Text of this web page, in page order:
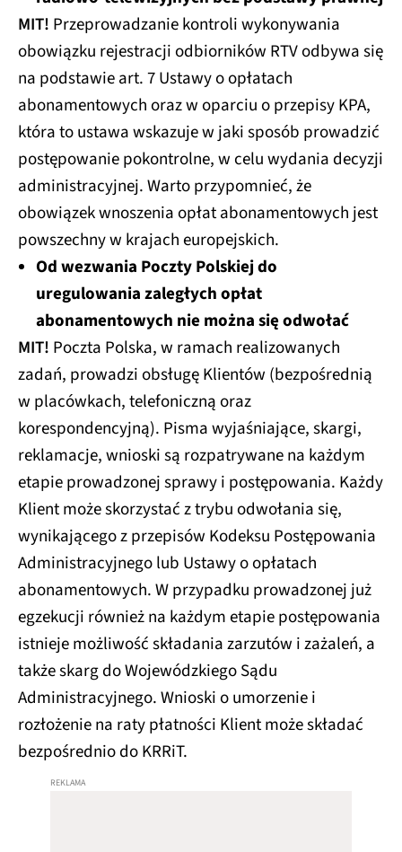
MIT! Przeprowadzanie kontroli wykonywania
obowiązku rejestracji odbiorników RTV odbywa się
na podstawie art. 7 Ustawy o opłatach
abonamentowych oraz w oparciu o przepisy KPA,
która to ustawa wskazuje w jaki sposób prowadzić
postępowanie pokontrolne, w celu wydania decyzji
administracyjnej. Warto przypomnieć, że
obowiązek wnoszenia opłat abonamentowych jest
powszechny w krajach europejskich.
Od wezwania Poczty Polskiej do
uregulowania zaległych opłat
abonamentowych nie można się odwołać
MIT! Poczta Polska, w ramach realizowanych
zadań, prowadzi obsługę Klientów (bezpośrednią
w placówkach, telefoniczną oraz
korespondencyjną). Pisma wyjaśniające, skargi,
reklamacje, wnioski są rozpatrywane na każdym
etapie prowadzonej sprawy i postępowania. Każdy
Klient może skorzystać z trybu odwołania się,
wynikającego z przepisów Kodeksu Postępowania
Administracyjnego lub Ustawy o opłatach
abonamentowych. W przypadku prowadzonej już
egzekucji również na każdym etapie postępowania
istnieje możliwość składania zarzutów i zażaleń, a
także skarg do Wojewódzkiego Sądu
Administracyjnego. Wnioski o umorzenie i
rozłożenie na raty płatności Klient może składać
bezpośrednio do KRRiT.